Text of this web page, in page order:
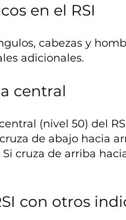
en el RSI
cabezas y
adicionales.
central
(nivel 50) del
de abajo hacia
cruza de arriba
con otros